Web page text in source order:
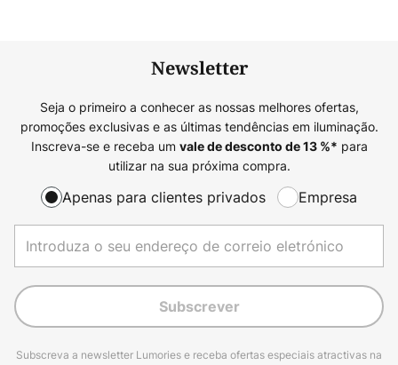
Newsletter
Seja o primeiro a conhecer as nossas melhores ofertas,
promoções exclusivas e as últimas tendências em iluminação.
Inscreva-se e receba um vale de desconto de13%* para
utilizar na sua próxima compra.
Apenas para clientes privados Empresa
Subscrever
Subscreva a newsletter Lumories e receba ofertas especiais atractivas na